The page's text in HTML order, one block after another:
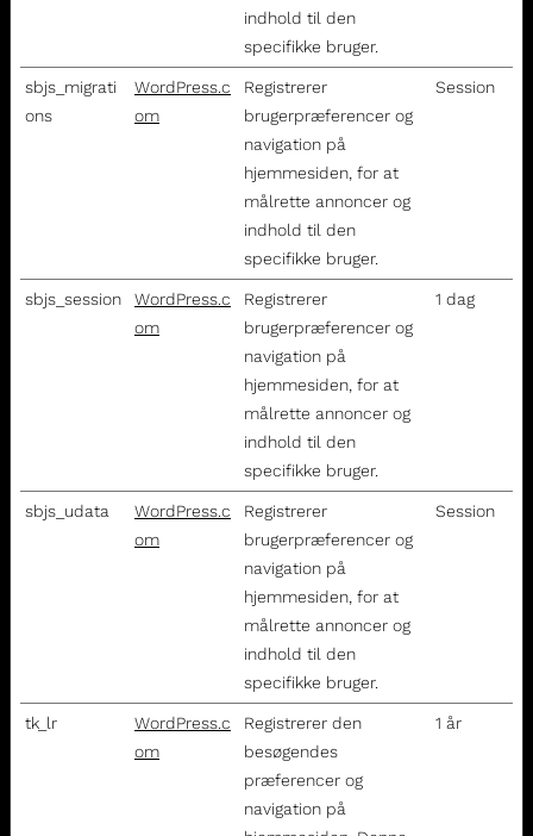
indhold til den
specifikke bruger.
sbjs_migrati
ons
WordPress.c
om
Registrerer
brugerpræferencer og
navigation på
hjemmesiden, for at
målrette annoncer og
indhold til den
specifikke bruger.
Session
sbjs_session
WordPress.c
om
Registrerer
brugerpræferencer og
navigation på
hjemmesiden, for at
målrette annoncer og
indhold til den
specifikke bruger.
1 dag
sbjs_udata
WordPress.c
om
Registrerer
brugerpræferencer og
navigation på
hjemmesiden, for at
målrette annoncer og
indhold til den
specifikke bruger.
Session
tk_lr
WordPress.c
om
Registrerer den
besøgendes
præferencer og
navigation på
1 år